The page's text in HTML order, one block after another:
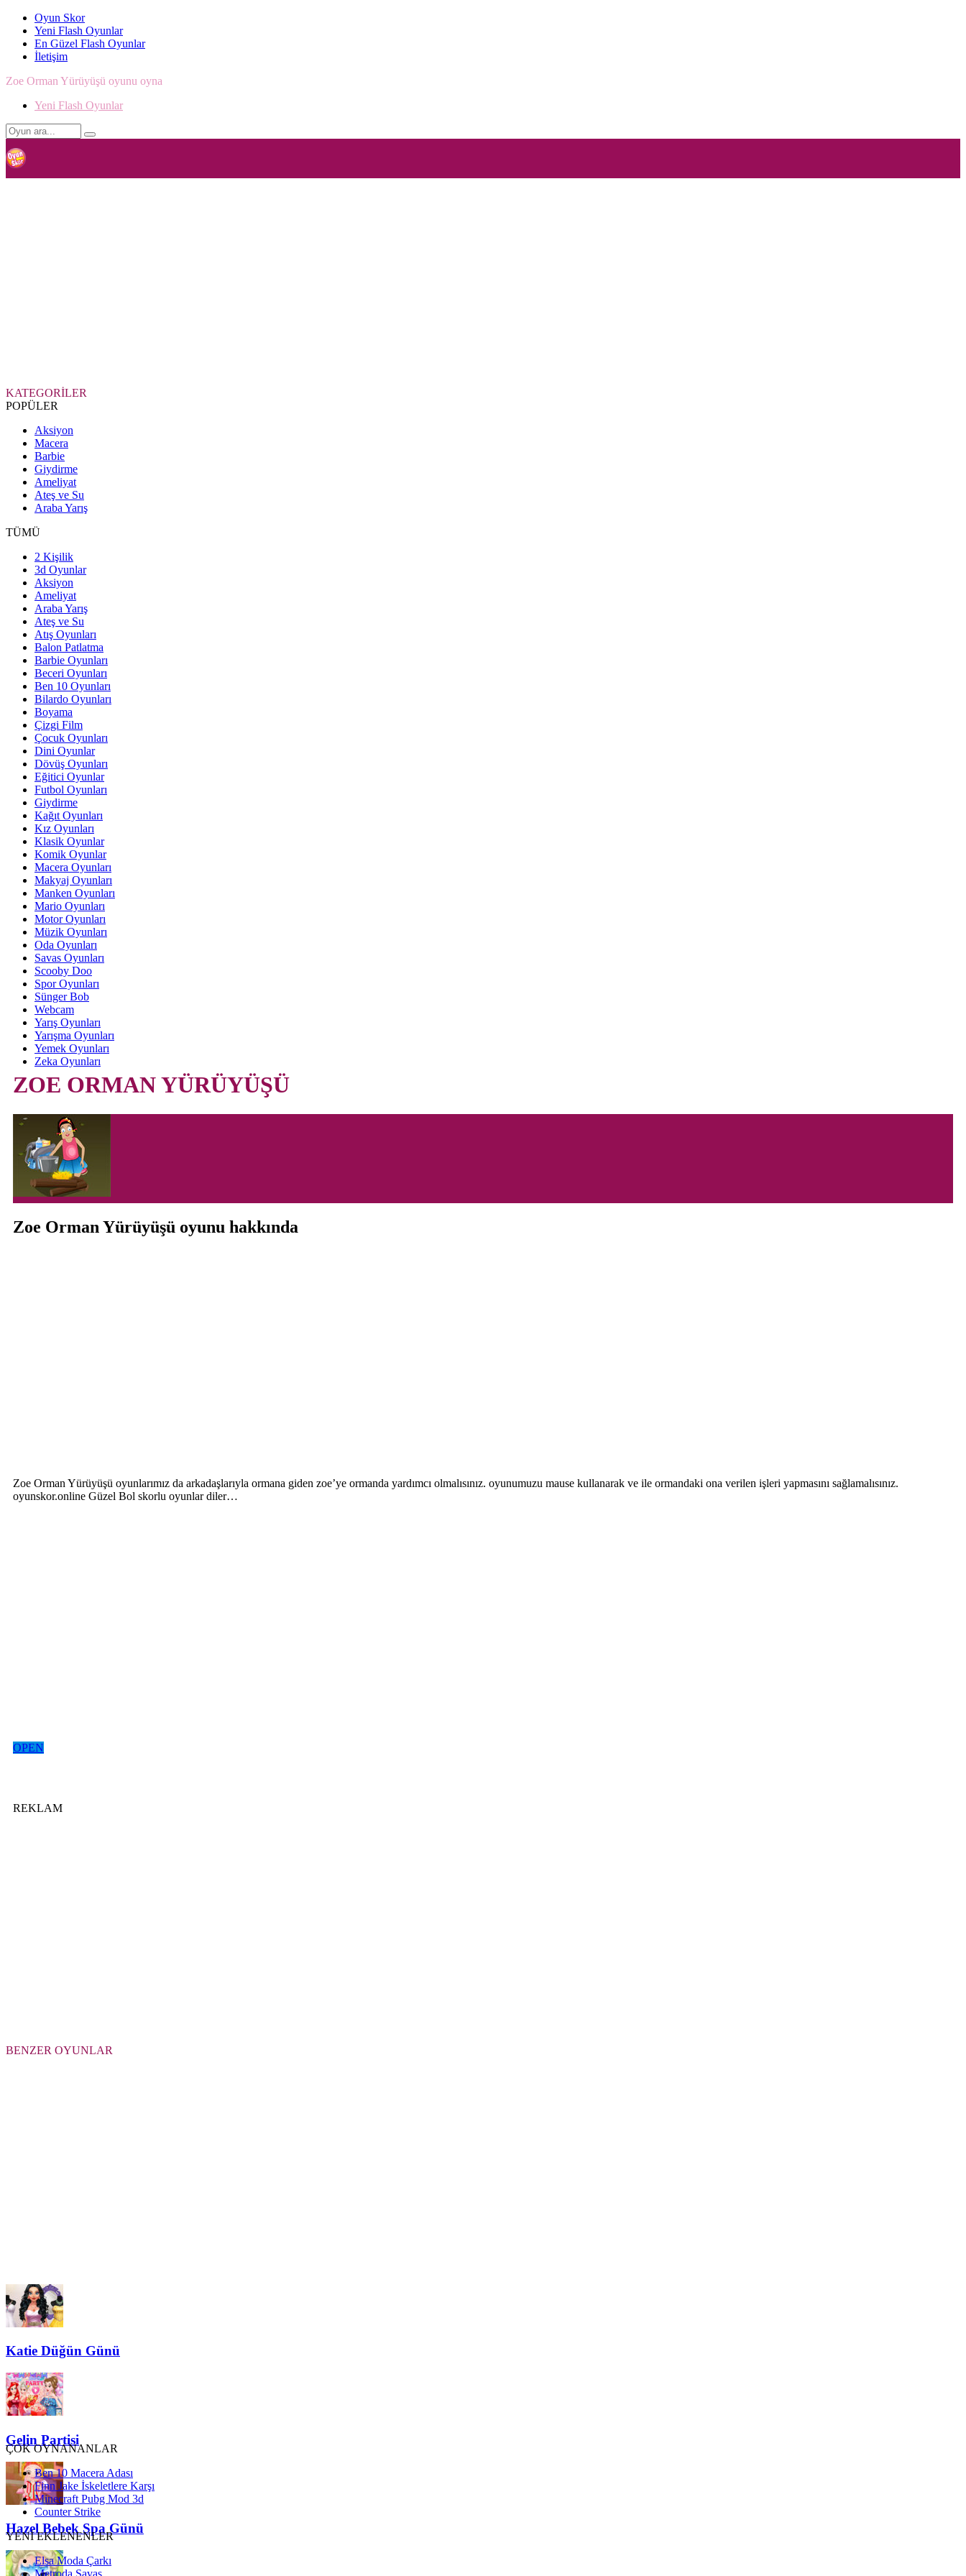
Oyun Skor
Yeni Flash Oyunlar
En Güzel Flash Oyunlar
İletişim
Zoe Orman Yürüyüşü oyunu oyna
Yeni Flash Oyunlar
KATEGORİLER
POPÜLER
Aksiyon
Macera
Barbie
Giydirme
Ameliyat
Ateş ve Su
Araba Yarış
TÜMÜ
2 Kişilik
3d Oyunlar
Aksiyon
Ameliyat
Araba Yarış
Ateş ve Su
Atış Oyunları
Balon Patlatma
Barbie Oyunları
Beceri Oyunları
Ben 10 Oyunları
Bilardo Oyunları
Boyama
Çizgi Film
Çocuk Oyunları
Dini Oyunlar
Dövüş Oyunları
Eğitici Oyunlar
Futbol Oyunları
Giydirme
Kağıt Oyunları
Kız Oyunları
Klasik Oyunlar
Komik Oyunlar
Macera Oyunları
Makyaj Oyunları
Manken Oyunları
Mario Oyunları
Motor Oyunları
Müzik Oyunları
Oda Oyunları
Savas Oyunları
Scooby Doo
Spor Oyunları
Sünger Bob
Webcam
Yarış Oyunları
Yarışma Oyunları
Yemek Oyunları
Zeka Oyunları
ZOE ORMAN YÜRÜYÜŞÜ
Zoe Orman Yürüyüşü oyunu hakkında
Zoe Orman Yürüyüşü oyunlarımız da arkadaşlarıyla ormana giden zoe’ye ormanda yardımcı olmalısınız. oyunumuzu mause kullanarak ve ile ormandaki ona verilen işleri yapmasını sağlamalısınız.
oyunskor.online Güzel Bol skorlu oyunlar diler…
OPEN
REKLAM
BENZER OYUNLAR
Katie Düğün Günü
Gelin Partisi
Hazel Bebek Spa Günü
ÇOK OYNANANLAR
Ben 10 Macera Adası
Finn Jake İskeletlere Karşı
Minecraft Pubg Mod 3d
Counter Strike
YENİ EKLENENLER
Elsa Moda Çarkı
Metroda Savaş